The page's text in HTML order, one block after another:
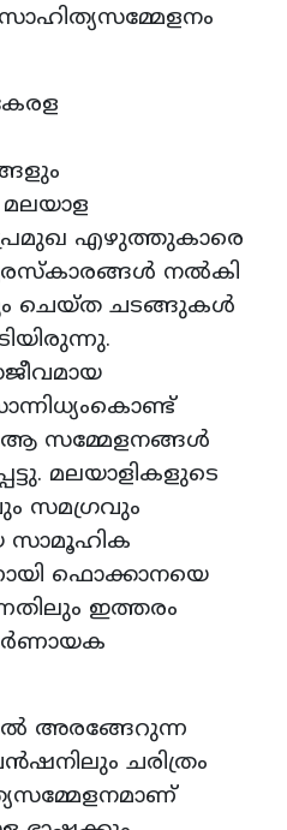
മലയാള
പ്രമുഖ എഴുത്തുകാരെ
നല്‍കി
ചെയ്ത ചടങ്ങുകള്‍
ആ സമ്മേളനങ്ങള്‍
മലയാളികളുടെ
സമഗ്രവും
സാമൂഹിക
ഫൊക്കാനയെ
ഇത്തരം
അരങ്ങേറുന്ന
ചരിത്രം